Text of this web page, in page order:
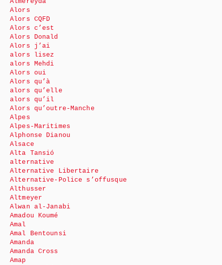
Alors
Alors CQFD
Alors c’est
Alors Donald
Alors j’ai
alors lisez
alors Mehdi
Alors oui
Alors qu’à
alors qu’elle
alors qu’il
Alors qu’outre-Manche
Alpes
Alpes-Maritimes
Alphonse Dianou
Alsace
Alta Tansió
alternative
Alternative Libertaire
Alternative-Police s’offusque
Althusser
Altmeyer
Alwan al-Janabi
Amadou Koumé
Amal
Amal Bentounsi
Amanda
Amanda Cross
Amap